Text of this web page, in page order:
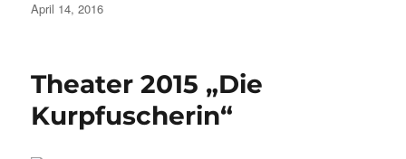
Veröffentlicht
April 14, 2016
Theater 2015 „Die
Kurpfuscherin“